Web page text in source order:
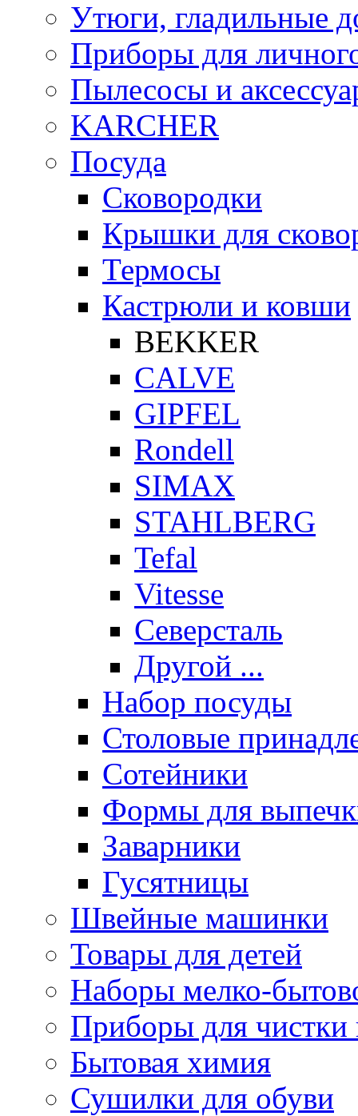
Утюги, гладильные
Приборы для
Пылесосы и
KARCHER
Посуда
Сковородки
Крышки для
Термосы
Кастрюли и ковши
BEKKER
CALVE
GIPFEL
Rondell
SIMAX
STAHLBERG
Tefal
Vitesse
Северсталь
Другой ...
Набор посуды
Столовые
Сотейники
Формы для
Заварники
Гусятницы
Швейные машинки
Товары для детей
Наборы мелко-
Приборы для чистки
Бытовая химия
Сушилки для обуви